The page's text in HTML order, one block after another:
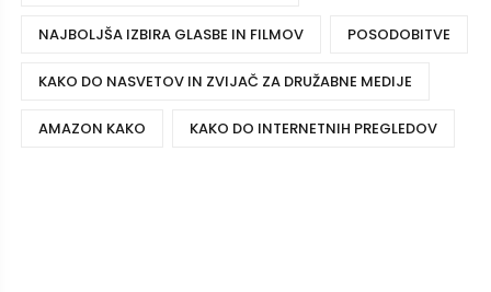
NAJBOLJŠA IZBIRA GLASBE IN FILMOV POSODOBITVE
KAKO DO NASVETOV IN ZVIJAČ ZA DRUŽABNE MEDIJE
AMAZON KAKO KAKO DO INTERNETNIH PREGLEDOV